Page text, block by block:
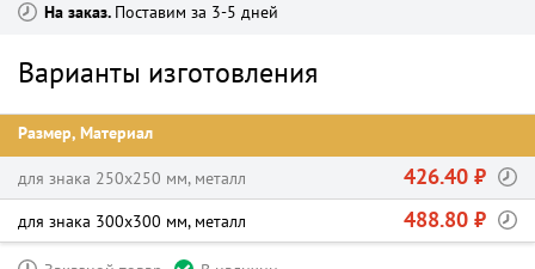
На заказ Поставим за 3-5 дней
Варианты изготовления
Размер, Материал
для знака 250х250 мм, металл 426.40 ₽
для знака 300х300 мм, металл 488.80 ₽